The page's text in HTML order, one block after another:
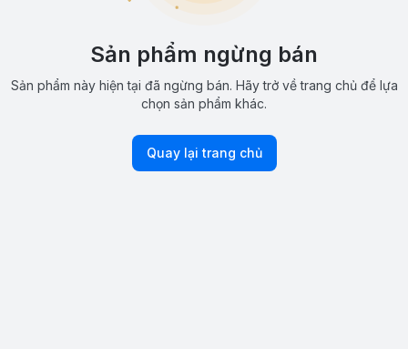
Sản phẩm ngừng bán
Sản phẩm này hiện tại đã ngừng bán. Hãy trở về trang chủ để lựa
chọn sản phẩm khác.
Quay lại trang chủ